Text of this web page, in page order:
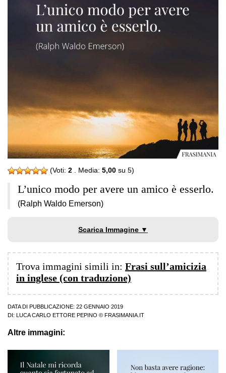
(Voti: 2 . Media: 5,00 su 5)
L’unico modo per avere un amico è esserlo.
(Ralph Waldo Emerson)
Scarica Immagine ▼
Trova immagini simili in: Frasi sull’amicizia
in inglese (con traduzione)
DATA DI PUBBLICAZIONE: 22 GENNAIO 2019
DI:
LUCA CARLO ETTORE PEPINO © FRASIMANIA.IT
Altre immagini: